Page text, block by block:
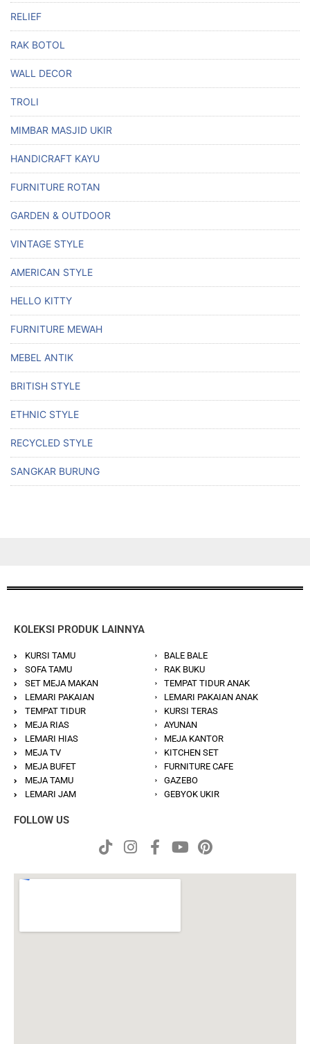
RELIEF
RAK BOTOL
WALL DECOR
TROLI
MIMBAR MASJID UKIR
HANDICRAFT KAYU
FURNITURE ROTAN
GARDEN & OUTDOOR
VINTAGE STYLE
AMERICAN STYLE
HELLO KITTY
FURNITURE MEWAH
MEBEL ANTIK
BRITISH STYLE
ETHNIC STYLE
RECYCLED STYLE
SANGKAR BURUNG
KOLEKSI PRODUK LAINNYA
KURSI TAMU
SOFA TAMU
SET MEJA MAKAN
LEMARI PAKAIAN
TEMPAT TIDUR
MEJA RIAS
LEMARI HIAS
MEJA TV
MEJA BUFET
MEJA TAMU
LEMARI JAM
BALE BALE
RAK BUKU
TEMPAT TIDUR ANAK
LEMARI PAKAIAN ANAK
KURSI TERAS
AYUNAN
MEJA KANTOR
KITCHEN SET
FURNITURE CAFE
GAZEBO
GEBYOK UKIR
FOLLOW US